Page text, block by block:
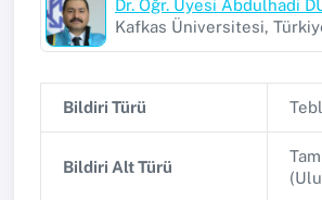
Dr. Öğr. Üyesi Abdulhadi
Kafkas Üniversitesi,
Bildiri Türü
Bildiri Alt Türü